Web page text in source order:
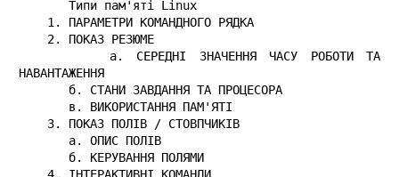
НАВАНТАЖЕННЯ